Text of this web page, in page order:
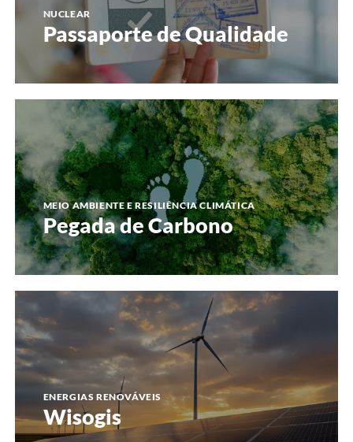
NUCLEAR
Passaporte de Qualidade
MEIO AMBIENTE E RESILIÊNCIA CLIMÁTICA
Pegada de Carbono
Carbono
ENERGIAS RENOVÁVEIS
Wisogis
Wisogis